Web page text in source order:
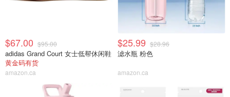
$67.00 $95.00
adidas Grand Court 女士低帮休闲鞋
黄金码有货
amazon.ca
$25.99 $28.96
滤水瓶 粉色
amazon.ca